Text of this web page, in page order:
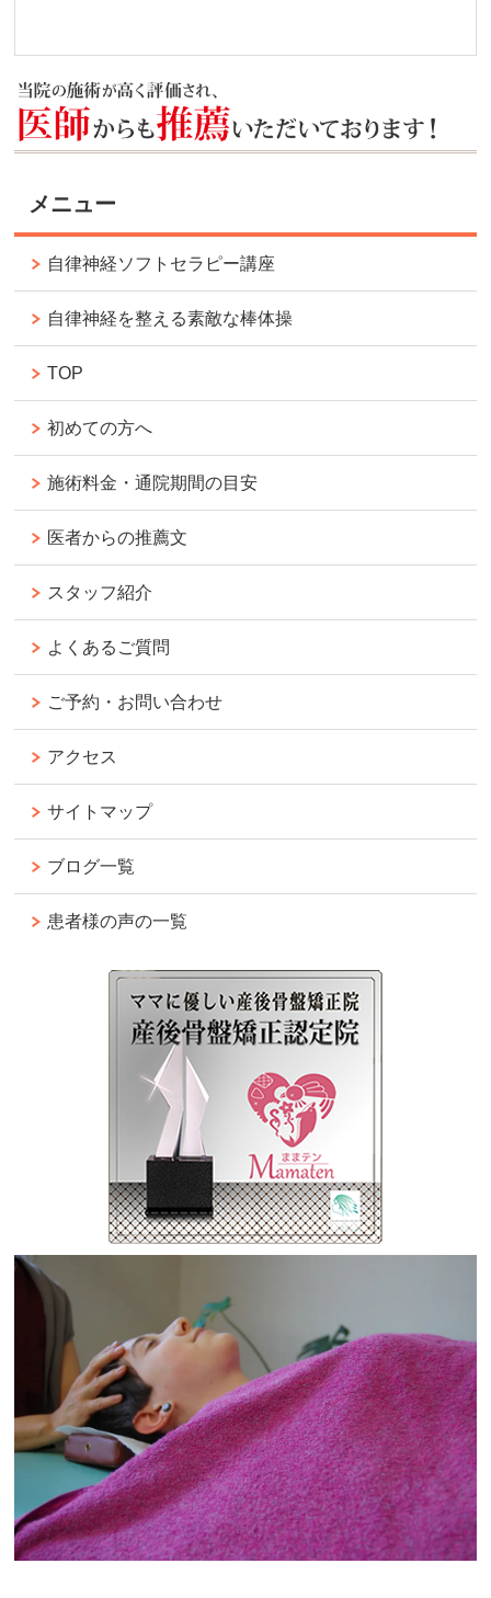
メニュー
自律神経ソフトセラピー講座
自律神経を整える素敵な棒体操
TOP
初めての方へ
施術料金・通院期間の目安
医者からの推薦文
スタッフ紹介
よくあるご質問
ご予約・お問い合わせ
アクセス
サイトマップ
ブログ一覧
患者様の声の一覧